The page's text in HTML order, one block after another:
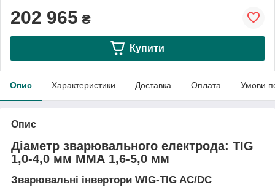
202 965 ₴
Купити
Опис Характеристики Доставка Оплата Умови
Опис
Діаметр зварювального електрода: TIG
1,0-4,0 мм ММА 1,6-5,0 мм
Зварювальні інвертори WIG-TIG AC/DC